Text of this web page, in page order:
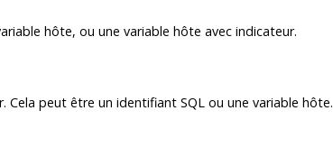
hôte, ou une variable hôte avec indicateur.
peut être un identifiant SQL ou une variable hôte.